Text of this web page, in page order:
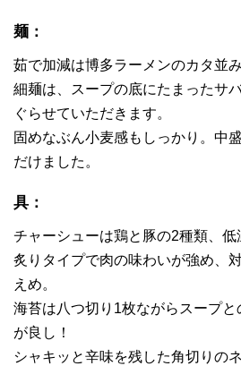
麺：
茹で加減は博多ラーメンのカタ並
細麺は、スープの底にたまったサ
ぐらせていただきます。
固めなぶん小麦感もしっかり。中
だけました。
具：
チャーシューは鶏と豚の2種類、
炙りタイプで肉の味わいが強め、
えめ。
海苔は八つ切り1枚ながらスープと
が良し！
シャキッと辛味を残した角切りの